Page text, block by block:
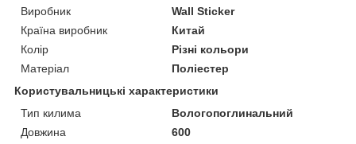
Виробник
Wall Sticker
Країна виробник
Китай
Колір
Різні кольори
Матеріал
Поліестер
Користувальницькі характеристики
Тип килима
Вологопоглинальний
Довжина
600